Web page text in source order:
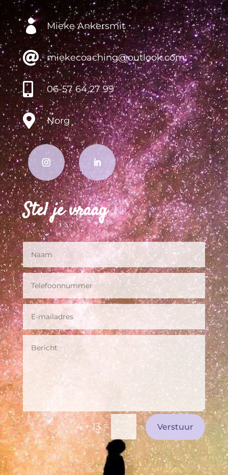
 Mieke Ankersmit
 miekecoaching@outlook.com
 06-57 64 27 99
 Norg
Stel je vraag
4 + 13= Verstuur